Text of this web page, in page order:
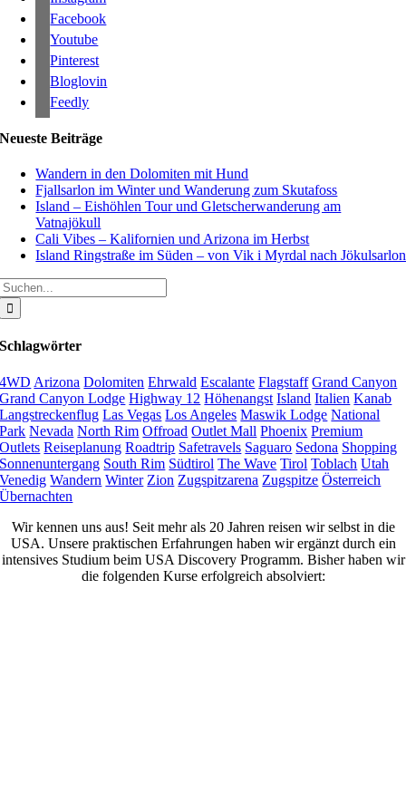
Facebook
Youtube
Pinterest
Bloglovin
Feedly
Neueste Beiträge
Wandern in den Dolomiten mit Hund
Fjallsarlon im Winter und Wanderung zum Skutafoss
Island – Eishöhlen Tour und Gletscherwanderung am
Vatnajökull
Cali Vibes – Kalifornien und Arizona im Herbst
Island Ringstraße im Süden – von Vik i Myrdal nach Jökulsarlon
Schlagwörter
4WD Arizona Dolomiten Ehrwald Escalante Flagstaff Grand Canyon
Grand Canyon Lodge Highway 12 Höhenangst Island Italien Kanab
Langstreckenflug Las Vegas Los Angeles Maswik Lodge National
Park Nevada North Rim Offroad Outlet Mall Phoenix Premium
Outlets Reiseplanung Roadtrip Safetravels Saguaro Sedona Shopping
Sonnenuntergang South Rim Südtirol The Wave Tirol Toblach Utah
Venedig Wandern Winter Zion Zugspitzarena Zugspitze Österreich
Übernachten
Wir kennen uns aus! Seit mehr als 20 Jahren reisen wir selbst in die
USA. Unsere praktischen Erfahrungen haben wir ergänzt durch ein
intensives Studium beim USA Discovery Programm. Bisher haben wir
die folgenden Kurse erfolgreich absolviert: